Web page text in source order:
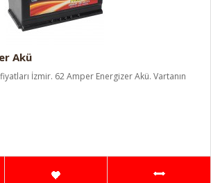
Akü
İzmir. 62 Amper Energizer Akü. Vartanın